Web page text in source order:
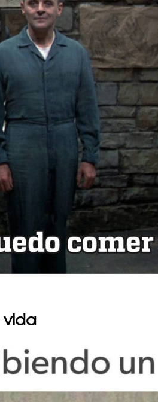
vida